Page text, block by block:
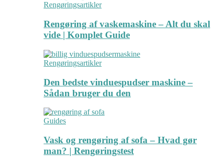
Rengøringsartikler
Rengøring af vaskemaskine – Alt du skal
vide | Komplet Guide
Rengøringsartikler
Den bedste vinduespudser maskine –
Sådan bruger du den
Guides
Vask og rengøring af sofa – Hvad gør
man? | Rengøringstest